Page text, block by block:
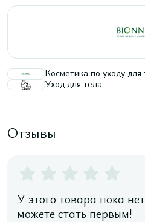
Косметика по уходу для
Уход для тела
Отзывы
У этого товара пока
можете стать первым!